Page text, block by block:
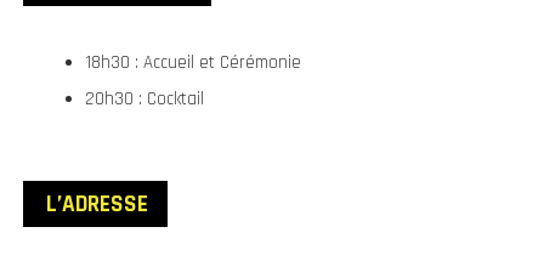
18h30 : Accueil et Cérémonie
20h30 : Cocktail
L’ADRESSE